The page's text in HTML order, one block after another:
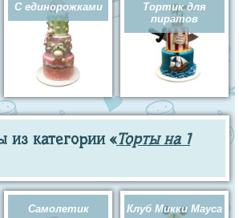
С единорожками
Тортик для
пиратов
из категории «Торты на 1
Самолетик Клуб Микки Мауса